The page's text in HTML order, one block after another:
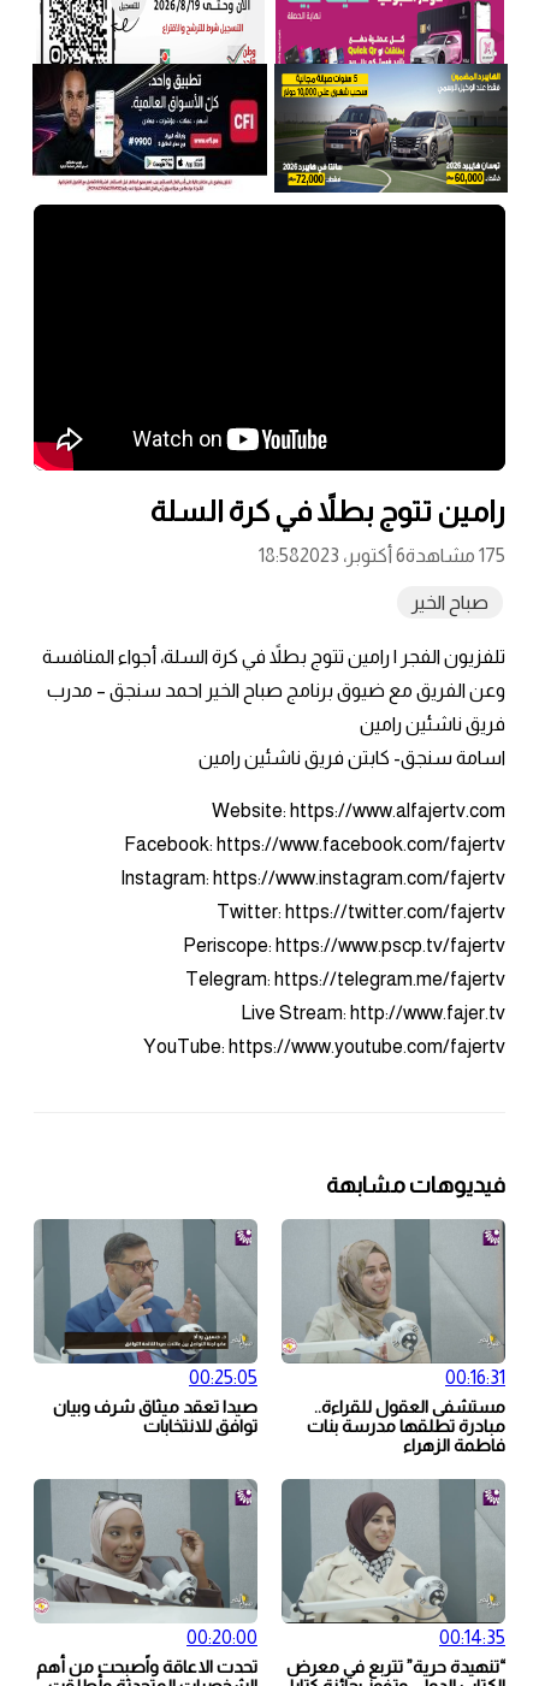
رامين تتوج بطلاً في كرة السلة
175 مشاهدة 6 أكتوبر، 2023 18:58
صباح الخير
تلفزيون الفجر | رامين تتوج بطلاً في كرة السلة، أجواء المنافسة
وعن الفريق مع ضيوق برنامج صباح الخير احمد سنجق – مدرب
فريق ناشئين رامين
اسامة سنجق- كابتن فريق ناشئين رامين
Website: https://www.alfajertv.com
Facebook: https://www.facebook.com/fajertv
Instagram: https://www.instagram.com/fajertv
Twitter: https://twitter.com/fajertv
Periscope: https://www.pscp.tv/fajertv
Telegram: https://telegram.me/fajertv
Live Stream: http://www.fajer.tv
YouTube: https://www.youtube.com/fajertv
فيديوهات مشابهة
00:16:31
مستشفى العقول للقراءة..
مبادرة تطلقها مدرسة بنات
فاطمة الزهراء
00:25:05
صيدا تعقد ميثاق شرف وبيان
توافق للانتخابات
00:14:35
“تنهيدة حرية” تتربع في معرض
00:20:00
تحدت الاعاقة واًصبحت من أهم